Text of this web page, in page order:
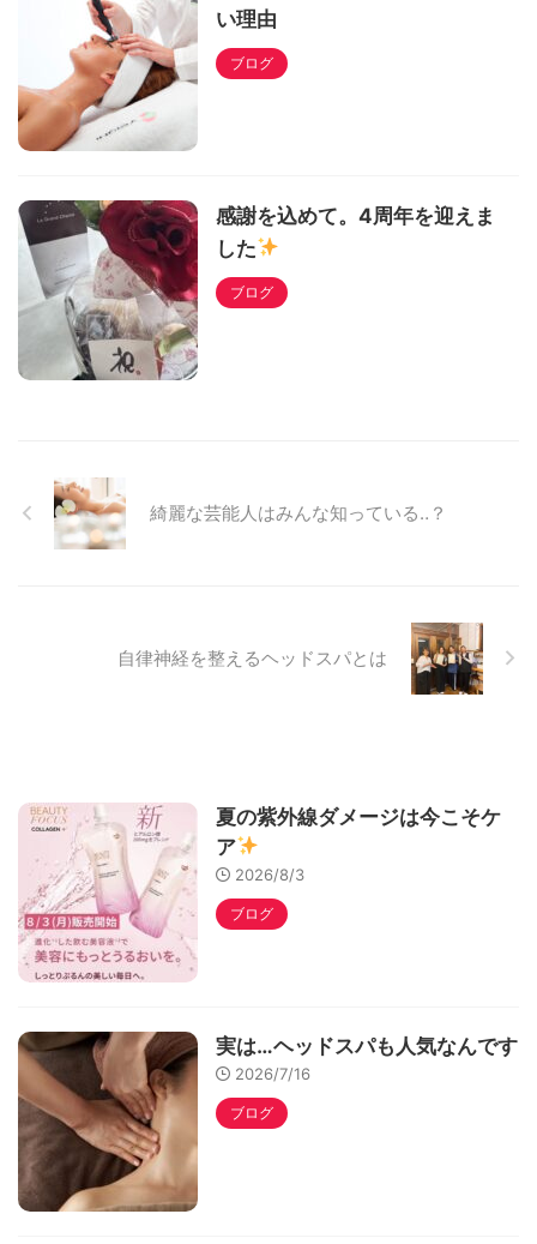
い理由
ブログ
感謝を込めて。4周年を迎えま
した
ブログ
綺麗な芸能人はみんな知っている‥？
自律神経を整えるヘッドスパとは
夏の紫外線ダメージは今こそケ
ア
2026/8/3
ブログ
実は…ヘッドスパも人気なんです
2026/7/16
ブログ